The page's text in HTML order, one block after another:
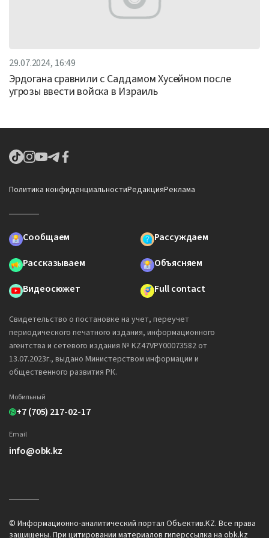
29.07.2024, 16:49
Эрдогана сравнили с Саддамом Хусейном после
угрозы ввести войска в Израиль
Политика конфиденциальностиРедакцияРеклама
Сообщаем
Рассуждаем
Рассказываем
Объясняем
Видеосюжет
Full contact
Свидетельство о постановке на учет, переучет
периодического печатного издания, информационного
агентства и сетевого издания № KZ47VPY00073582 от
13.07.2023г., выдано Министерством информации и
общественного развития РК.
Мобильный
+7 (705) 217-02-17
Email
info@obk.kz
© Информационно-аналитический портал Объектив.KZ. Все права
защищены. При цитировании материалов гиперссылка на obk.kz